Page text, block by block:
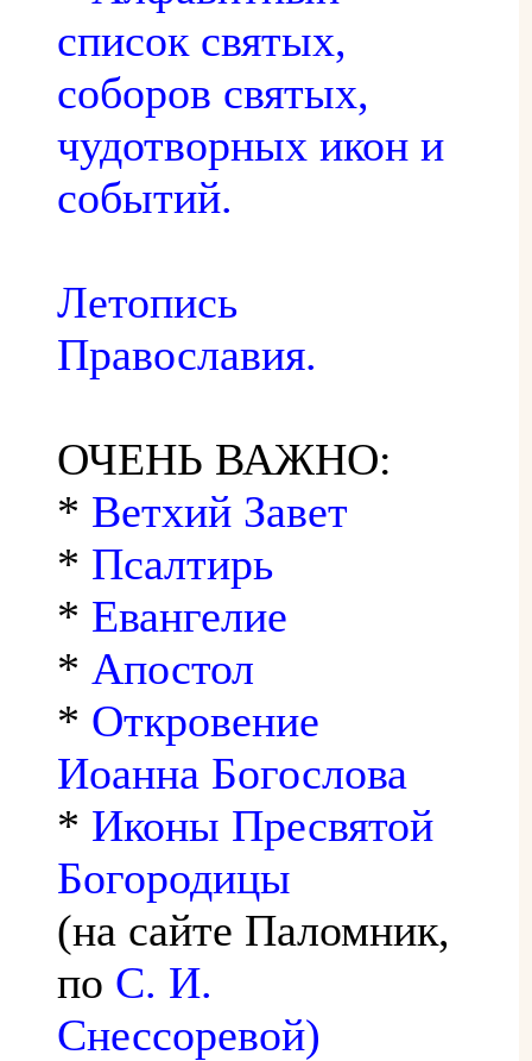
список святых,
соборов святых,
чудотворных икон и
событий.
Летопись
Православия.
ОЧЕНЬ ВАЖНО:
* Ветхий Завет
* Псалтирь
* Евангелие
* Апостол
* Откровение
Иоанна Богослова
* Иконы Пресвятой
Богородицы
(на сайте Паломник,
по С. И.
Снессоревой)